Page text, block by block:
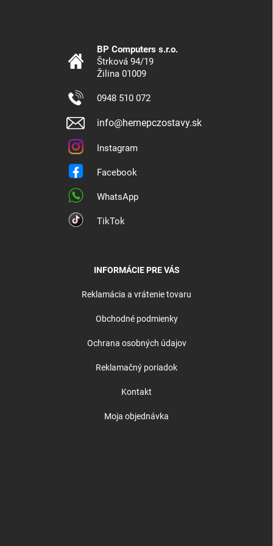
BP Computers s.r.o.
Štrková 94/19
Žilina 01009
0948 510 072
info@hernepczostavy.sk
Instagram
Facebook
WhatsApp
TikTok
INFORMÁCIE PRE VÁS
Reklamácia a vrátenie tovaru
Obchodné podmienky
Ochrana osobných údajov
Reklamačný poriadok
Kontakt
Moja objednávka